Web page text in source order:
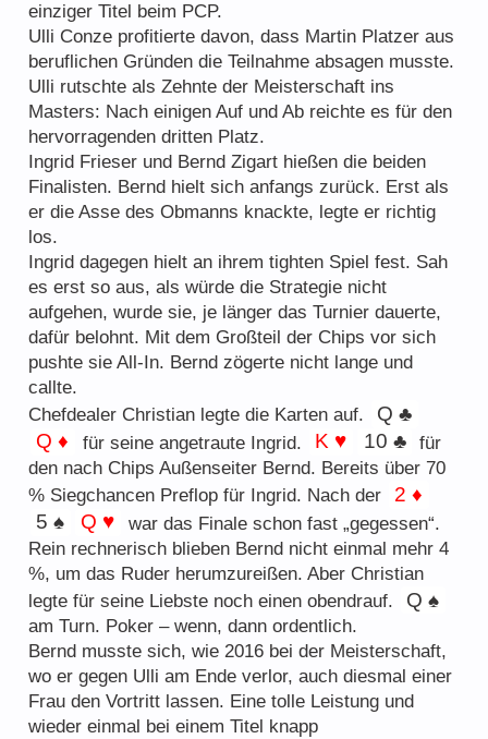
einziger Titel beim PCP.
Ulli Conze profitierte davon, dass Martin Platzer aus
beruflichen Gründen die Teilnahme absagen musste.
Ulli rutschte als Zehnte der Meisterschaft ins
Masters: Nach einigen Auf und Ab reichte es für den
hervorragenden dritten Platz.
Ingrid Frieser und Bernd Zigart hießen die beiden
Finalisten. Bernd hielt sich anfangs zurück. Erst als
er die Asse des Obmanns knackte, legte er richtig
los.
Ingrid dagegen hielt an ihrem tighten Spiel fest. Sah
es erst so aus, als würde die Strategie nicht
aufgehen, wurde sie, je länger das Turnier dauerte,
dafür belohnt. Mit dem Großteil der Chips vor sich
pushte sie All-In. Bernd zögerte nicht lange und
callte.
Chefdealer Christian legte die Karten auf.
Q ♣
Q ♦
für seine angetraute Ingrid. K ♥ 10 ♣
für
den nach Chips Außenseiter Bernd. Bereits über 70
% Siegchancen Preflop für Ingrid. Nach der
2 ♦
5 ♠
Q ♥
war das Finale schon fast „gegessen“.
Rein rechnerisch blieben Bernd nicht einmal mehr 4
%, um das Ruder herumzureißen. Aber Christian
legte für seine Liebste noch einen obendrauf.
Q ♠
am Turn. Poker – wenn, dann ordentlich.
Bernd musste sich, wie 2016 bei der Meisterschaft,
wo er gegen Ulli am Ende verlor, auch diesmal einer
Frau den Vortritt lassen. Eine tolle Leistung und
wieder einmal bei einem Titel knapp